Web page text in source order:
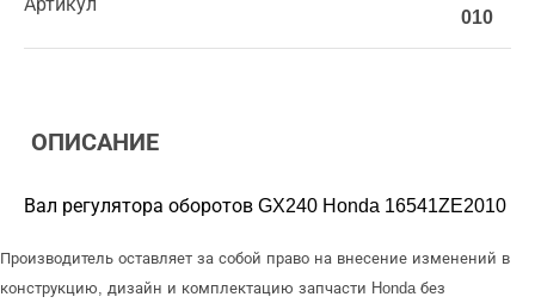
Артикул
010
ОПИСАНИЕ
Вал регулятора оборотов GX240 Honda 16541ZE2010
Производитель оставляет за собой право на внесение изменений в
конструкцию, дизайн и комплектацию запчасти Honda без